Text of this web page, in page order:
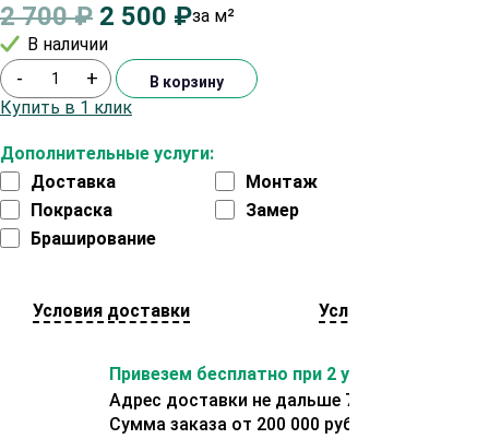
2 700₽ 2 500 ₽за м²
В наличии
Дополнительные услуги:
Доставка
Монтаж
Покраска
Замер
Браширование
- + В корзину
Купить в 1 клик
Условия доставки Условия оплаты
Привезем бесплатно при 2 условиях:
Адрес доставки не дальше 70 км от склада.
Сумма заказа от 200 000 рублей.